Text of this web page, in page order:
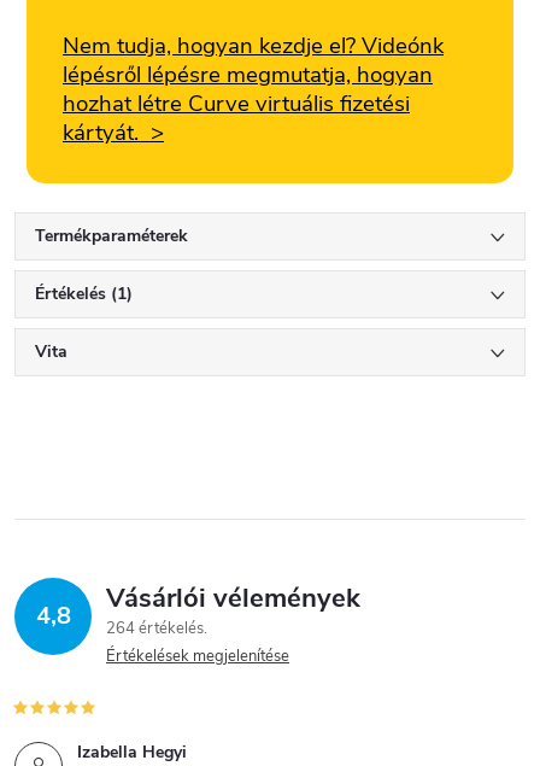
Nem tudja, hogyan kezdje el? Videónk
lépésről lépésre megmutatja, hogyan
hozhat létre Curve virtuális fizetési
kártyát. >
Termékparaméterek
Értékelés (1)
Vita
4,8 Vásárlói vélemények
264 értékelés
Értékelések megjelenítése
Izabella Hegyi